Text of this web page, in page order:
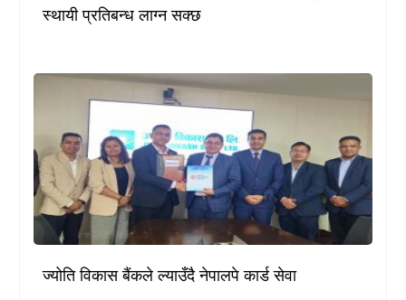
स्थायी प्रतिबन्ध लाग्न सक्छ
ज्योति विकास बैंकले ल्याउँदै नेपालपे कार्ड सेवा